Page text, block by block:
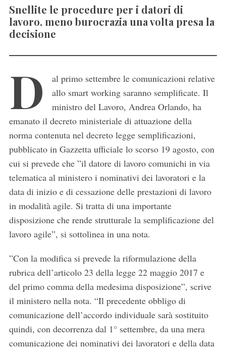
Snellite le procedure per i datori di
lavoro, meno burocrazia una volta presa la
decisione
D al primo settembre le comunicazioni relative
allo smart working saranno semplificate. Il
ministro del Lavoro, Andrea Orlando, ha
emanato il decreto ministeriale di attuazione della
norma contenuta nel decreto legge semplificazioni,
pubblicato in Gazzetta ufficiale lo scorso 19 agosto, con
cui si prevede che ”il datore di lavoro comunichi in via
telematica al ministero i nominativi dei lavoratori e la
data di inizio e di cessazione delle prestazioni di lavoro
in modalità agile. Si tratta di una importante
disposizione che rende strutturale la semplificazione del
lavoro agile”, si sottolinea in una nota.
”Con la modifica si prevede la riformulazione della
rubrica dell’articolo 23 della legge 22 maggio 2017 e
del primo comma della medesima disposizione”, scrive
il ministero nella nota. “Il precedente obbligo di
comunicazione dell’accordo individuale sarà sostituito
quindi, con decorrenza dal 1° settembre, da una mera
comunicazione dei nominativi dei lavoratori e della data